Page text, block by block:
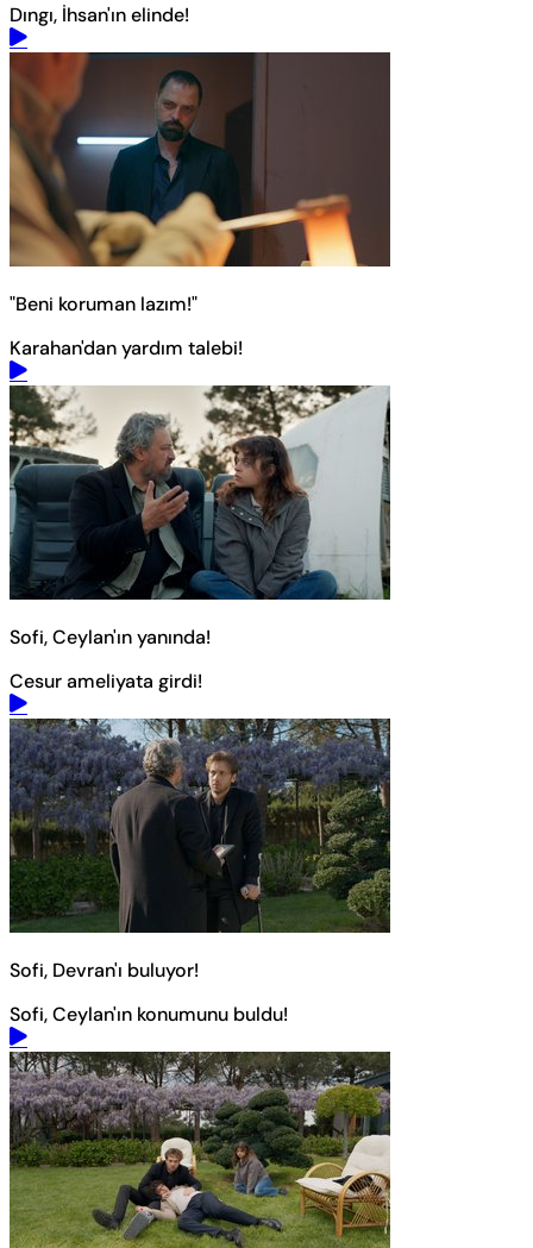
Dıngı, İhsan'ın elinde!
"Beni koruman lazım!"
Karahan'dan yardım talebi!
Sofi, Ceylan'ın yanında!
Cesur ameliyata girdi!
Sofi, Devran'ı buluyor!
Sofi, Ceylan'ın konumunu buldu!